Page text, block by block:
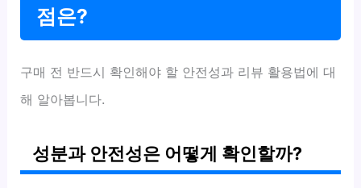
점은?
구매 전 반드시 확인해야 할 안전성과 리뷰 활용법에 대
해 알아봅니다.
성분과 안전성은 어떻게 확인할까?